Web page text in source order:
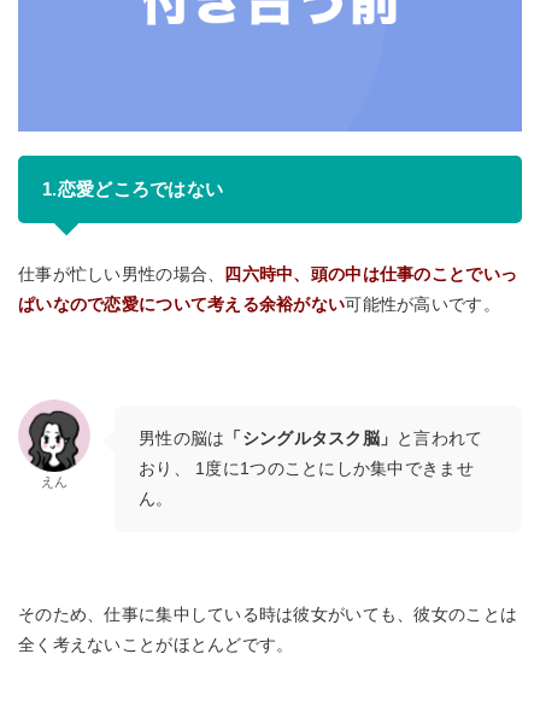
1.恋愛どころではない
仕事が忙しい男性の場合、 四六時中、頭の中は仕事のことでいっ
ぱいなので恋愛について考える余裕がない可能性が高いです。
えん
男性の脳は 「シングルタスク脳」 と言われて
おり、 1度に1つのことにしか集中できませ
ん。
そのため、仕事に集中している時は彼女がいても、彼女のことは
全く考えないことがほとんどです。